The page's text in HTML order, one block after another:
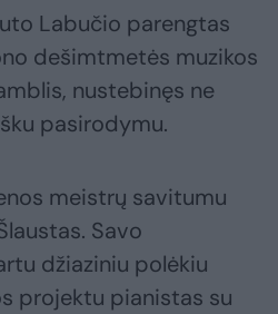
Labučio parengtas
dešimtmetės muzikos
nustebinęs ne
pasirodymu.
meistrų savitumu
Savo
džiaziniu polėkiu
projektu pianistas su